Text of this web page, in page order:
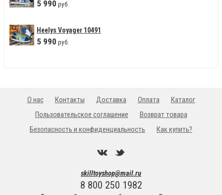
5 990 руб.
Heelys Voyager 10491
5 990 руб.
skilltoyshop@mail.ru
8 800 250 1982
О нас Контакты Доставка Оплата
Каталог
Пользовательское соглашение
Возврат товара
Безопасность и конфиденциальность
Как купить?